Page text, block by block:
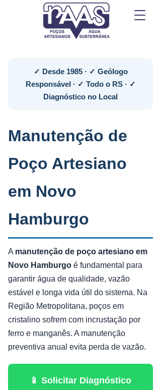
✓ Desde 1985 · ✓ Geólogo
Responsável · ✓ Todo o RS · ✓
Diagnóstico no Local
Manutenção de
Poço Artesiano
em Novo
Hamburgo
A manutenção de poço artesiano em
Novo Hamburgo é fundamental para
garantir água de qualidade, vazão
estável e longa vida útil do sistema. Na
Região Metropolitana, poços em
cristalino sofrem com incrustação por
ferro e manganês. A manutenção
preventiva anual evita perda de vazão.
📱 Solicitar Diagnóstico